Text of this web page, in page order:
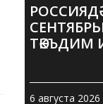
РОССИЯДӘ
ТӘКЪДИМ
6 августа 2026